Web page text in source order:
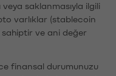
veya saklanmasıyla ilgili
varlıklar (stablecoin
ve ani değer
finansal durumunuzu